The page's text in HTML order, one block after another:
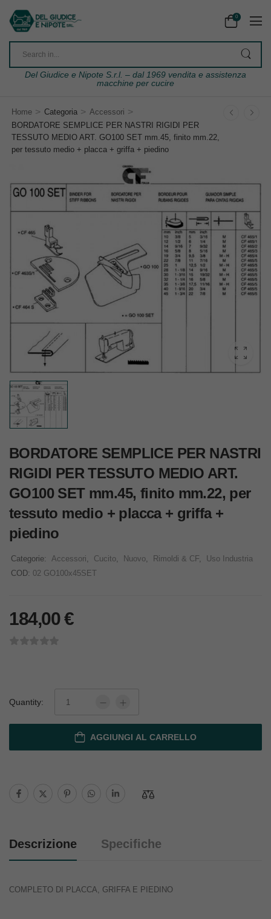
0
Del Giudice e Nipote S.r.l. – dal 1969 vendita e assistenza
macchine per cucire
Home > Categoria > Accessori >
BORDATORE SEMPLICE PER NASTRI RIGIDI PER
TESSUTO MEDIO ART. GO100 SET mm.45, finito mm.22,
per tessuto medio + placca + griffa + piedino
BORDATORE SEMPLICE PER NASTRI
RIGIDI PER TESSUTO MEDIO ART.
GO100 SET mm.45, finito mm.22, per
tessuto medio + placca + griffa +
piedino
Categorie: Accessori, Cucito, Nuovo, Rimoldi & CF,
Uso Industria
COD: 02 GO100x45SET
184,00€
Quantity:
AGGIUNGI AL CARRELLO
Descrizione Specifiche
COMPLETO DI PLACCA, GRIFFA E PIEDINO